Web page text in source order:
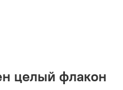
целый флакон